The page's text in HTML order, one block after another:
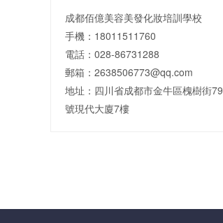
成都佰億美容美發化妝培訓學校
手機：18011511760
電話：028-86731288
郵箱：2638506773@qq.com
地址：四川省成都市金牛區槐樹街79
號現代大廈7樓